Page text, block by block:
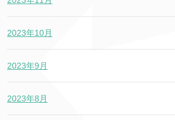
2023年10月
2023年9月
2023年8月